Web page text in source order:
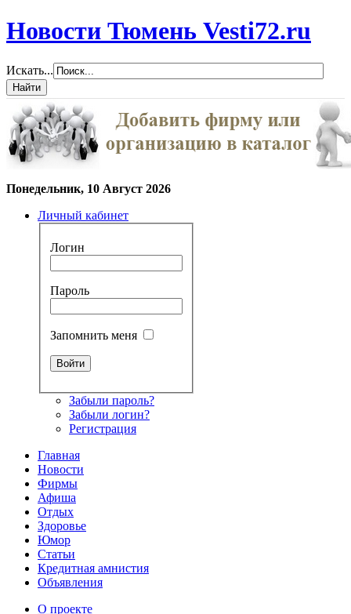
Новости Тюмень Vesti72.ru
Искать...
Понедельник, 10 Август 2026
Личный кабинет
Логин
Пароль
Запомнить меня
Забыли пароль?
Забыли логин?
Регистрация
Главная
Новости
Фирмы
Афиша
Отдых
Здоровье
Юмор
Статьи
Кредитная амнистия
Объявления
О проекте